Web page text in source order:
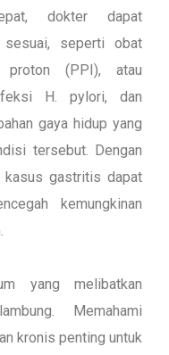
dokter dapat
sesuai, seperti obat
proton (PPI), atau
H. pylori, dan
gaya hidup yang
tersebut. Dengan
kasus gastritis dapat
kemungkinan
yang melibatkan
Memahami
kronis penting untuk